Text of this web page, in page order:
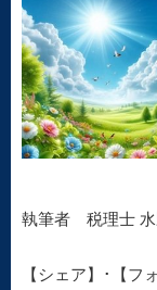
執筆者 税理士 水
【シェア】･【フ